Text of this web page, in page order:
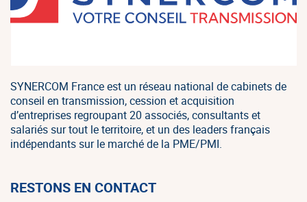
SYNERCOM France est un réseau national de cabinets de
conseil en transmission, cession et acquisition
d’entreprises regroupant 20 associés, consultants et
salariés sur tout le territoire, et un des leaders français
indépendants sur le marché de la PME/PMI.
RESTONS EN CONTACT